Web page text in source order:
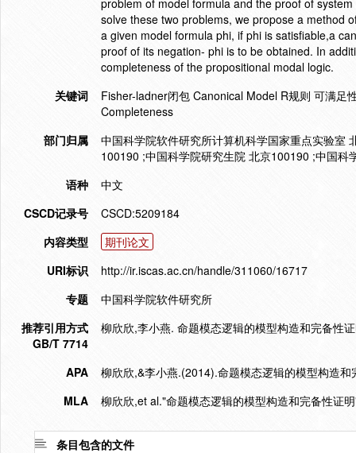
problem of model formula and the proof of
solve these two problems, we propose a method
a given model formula phi, if phi is satisfiable,a
proof of its negation- phi is to be obtained. In
completeness of the propositional modal logic.
关键词
Fisher-ladner闭包 Canonical Model R规则 可满
Completeness
部门归属
中国科学院软件研究所计算机科学国家重点实验室
100190 ;中国科学院研究生院 北京100190 ;中国科
语种
中文
CSCD记录号
CSCD:5209184
内容类型
期刊论文
URI标识
http://ir.iscas.ac.cn/handle/311060/16717
专题
中国科学院软件研究所
推荐引用方式
GB/T 7714
柳欣欣,李小燕. 命题模态逻辑的模型构造和完备性
APA
柳欣欣,&李小燕.(2014).命题模态逻辑的模型构造和
MLA
柳欣欣,et al."命题模态逻辑的模型构造和完备性证
条目包含的文件